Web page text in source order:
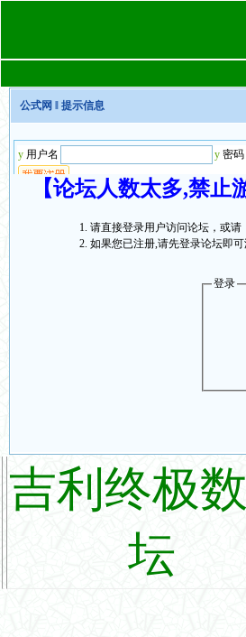
公式网 ‖ 提示信息
【论坛人数太多,禁
请直接登录用户访问论坛，或请
如果您已注册,请先登录论坛即
登录
吉利终极
坛